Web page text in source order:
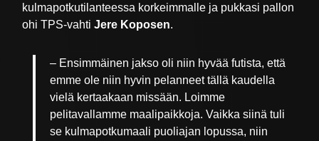
kulmapotkutilanteessa korkeimmalle ja pukkasi pallon
ohi TPS-vahtiJere Koposen.
– Ensimmäinen jakso oli niin hyvää futista, että
emme ole niin hyvin pelanneet tällä kaudella
vielä kertaakaan missään. Loimme
pelitavallamme maalipaikkoja. Vaikka siinä tuli
se kulmapotkumaali puoliajan lopussa, niin